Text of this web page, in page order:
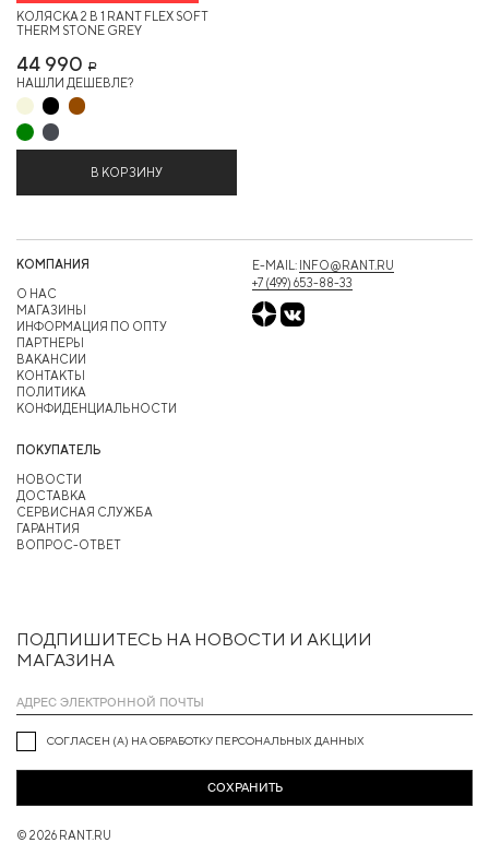
КОЛЯСКА 2 В 1 RANT FLEX SOFT
THERM STONE GREY
44 990 Р
НАШЛИ ДЕШЕВЛЕ?
В КОРЗИНУ
ПОДПИШИТЕСЬ НА НОВОСТИ И АКЦИИ
МАГАЗИНА
СОГЛАСЕН (А) НА ОБРАБОТКУ ПЕРСОНАЛЬНЫХ ДАННЫХ
СОХРАНИТЬ
КОМПАНИЯ
О НАС
МАГАЗИНЫ
ИНФОРМАЦИЯ ПО ОПТУ
ПАРТНЕРЫ
ВАКАНСИИ
КОНТАКТЫ
ПОЛИТИКА
КОНФИДЕНЦИАЛЬНОСТИ
ПОКУПАТЕЛЬ
НОВОСТИ
ДОСТАВКА
СЕРВИСНАЯ СЛУЖБА
ГАРАНТИЯ
ВОПРОС-ОТВЕТ
E-MAIL: INFO@RANT.RU
+7 (499) 653-88-33
© 2026 RANT.RU